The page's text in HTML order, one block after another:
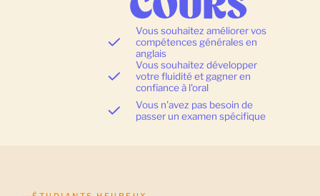
COURS
Vous souhaitez améliorer vos
compétences générales en
anglais
Vous souhaitez développer
votre fluidité et gagner en
confiance à l'oral
Vous n'avez pas besoin de
passer un examen spécifique